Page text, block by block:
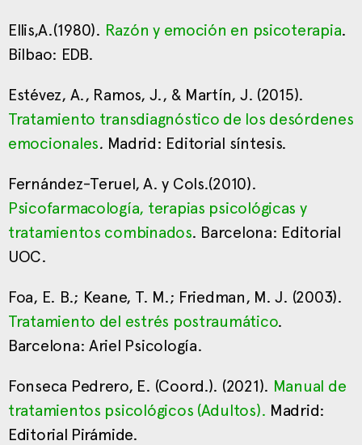
Ellis,A.(1980). Razón y emoción en psicoterapia.
Bilbao: EDB.
Estévez, A., Ramos, J., & Martín, J. (2015).
Tratamiento transdiagnóstico de los desórdenes
emocionales. Madrid: Editorial síntesis.
Fernández-Teruel, A. y Cols.(2010).
Psicofarmacología, terapias psicológicas y
tratamientos combinados. Barcelona: Editorial
UOC.
Foa, E. B.; Keane, T. M.; Friedman, M. J. (2003).
Tratamiento del estrés postraumático.
Barcelona: Ariel Psicología.
Fonseca Pedrero, E. (Coord.). (2021). Manual de
tratamientos psicológicos (Adultos). Madrid:
Editorial Pirámide.